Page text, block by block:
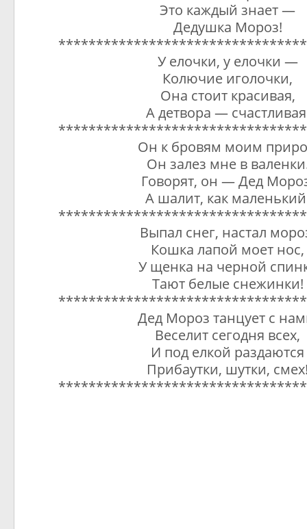
Это каждый знает —
Дедушка Мороз!
У елочки, у елочки —
Колючие иголочки,
Она стоит красивая,
А детвора —
Он к бровям моим
Он залез мне в
Говорят, он — Дед
А шалит, как
Выпал снег, настал
Кошка лапой моет нос,
У щенка на черной
Тают белые снежинки!
Дед Мороз танцует с
Веселит сегодня всех,
И под елкой раздаются
Прибаутки, шутки,